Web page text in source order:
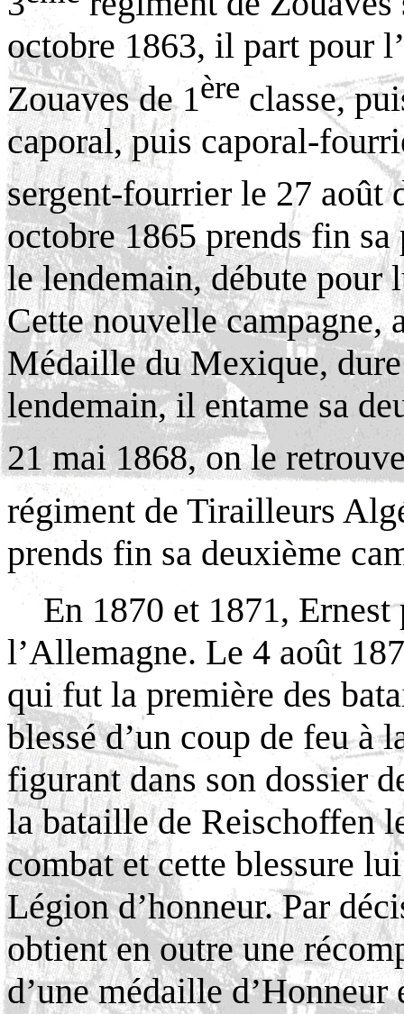
octobre 1863, il part pour
Zouaves de 1ère classe,
caporal, puis caporal-
sergent-fourrier le 27 août
octobre 1865 prends fin
le lendemain, débute pour
Cette nouvelle campagne,
Médaille du Mexique,
lendemain, il entame sa
21 mai 1868, on le
régiment de Tirailleurs
prends fin sa deuxième
En 1870 et 1871,
l’Allemagne. Le 4 août
qui fut la première des
blessé d’un coup de feu à
figurant dans son dossier
la bataille de Reischoffen
combat et cette blessure
Légion d’honneur. Par
obtient en outre une
d’une médaille